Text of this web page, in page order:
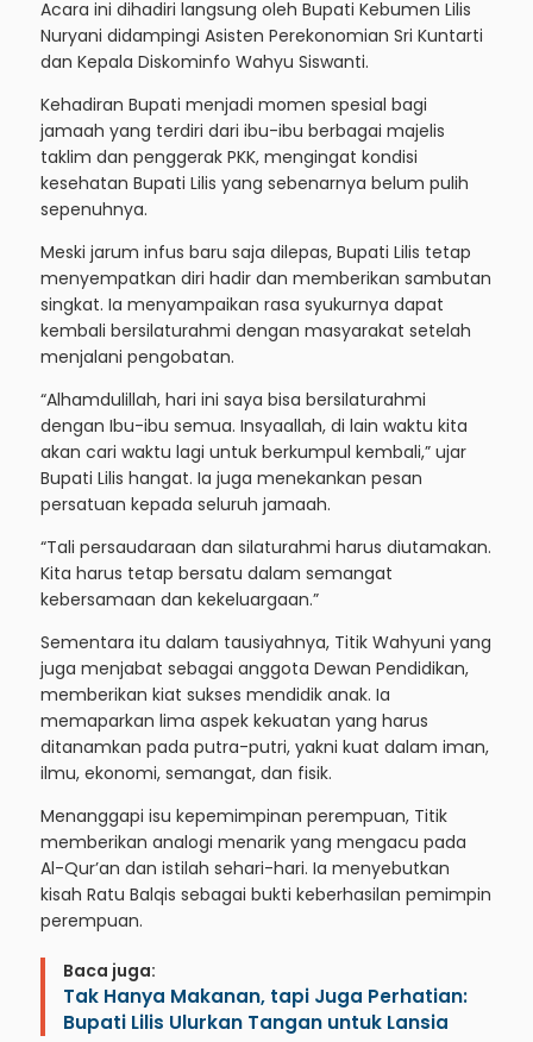
Acara ini dihadiri langsung oleh Bupati Kebumen Lilis
Nuryani didampingi Asisten Perekonomian Sri Kuntarti
dan Kepala Diskominfo Wahyu Siswanti.
Kehadiran Bupati menjadi momen spesial bagi
jamaah yang terdiri dari ibu-ibu berbagai majelis
taklim dan penggerak PKK, mengingat kondisi
kesehatan Bupati Lilis yang sebenarnya belum pulih
sepenuhnya.
Meski jarum infus baru saja dilepas, Bupati Lilis tetap
menyempatkan diri hadir dan memberikan sambutan
singkat. Ia menyampaikan rasa syukurnya dapat
kembali bersilaturahmi dengan masyarakat setelah
menjalani pengobatan.
“Alhamdulillah, hari ini saya bisa bersilaturahmi
dengan Ibu-ibu semua. Insyaallah, di lain waktu kita
akan cari waktu lagi untuk berkumpul kembali,” ujar
Bupati Lilis hangat. Ia juga menekankan pesan
persatuan kepada seluruh jamaah.
“Tali persaudaraan dan silaturahmi harus diutamakan.
Kita harus tetap bersatu dalam semangat
kebersamaan dan kekeluargaan.”
Sementara itu dalam tausiyahnya, Titik Wahyuni yang
juga menjabat sebagai anggota Dewan Pendidikan,
memberikan kiat sukses mendidik anak. Ia
memaparkan lima aspek kekuatan yang harus
ditanamkan pada putra-putri, yakni kuat dalam iman,
ilmu, ekonomi, semangat, dan fisik.
Menanggapi isu kepemimpinan perempuan, Titik
memberikan analogi menarik yang mengacu pada
Al-Qur’an dan istilah sehari-hari. Ia menyebutkan
kisah Ratu Balqis sebagai bukti keberhasilan pemimpin
perempuan.
Baca juga:
Tak Hanya Makanan, tapi Juga Perhatian:
Bupati Lilis Ulurkan Tangan untuk Lansia